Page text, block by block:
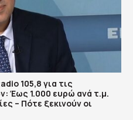
105,8 για τις
Έως 1.000 ευρώ ανά τ.μ.
– Πότε ξεκινούν οι